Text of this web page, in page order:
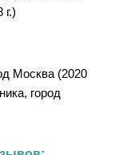
Москва (2020
город